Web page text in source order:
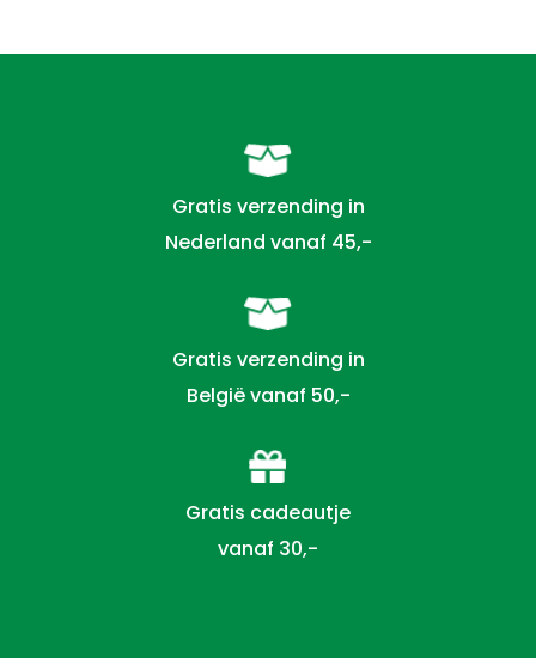
Gratis verzending in
Nederland vanaf 45,-
Gratis verzending in
België vanaf 50,-
Gratis cadeautje
vanaf 30,-